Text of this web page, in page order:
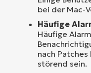
bei der Mac-
Häufige
Häufige
nach
störend sein.